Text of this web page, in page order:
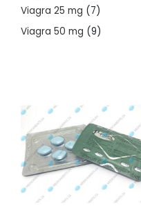
Viagra 25 mg 77
products
Viagra 50 mg 99